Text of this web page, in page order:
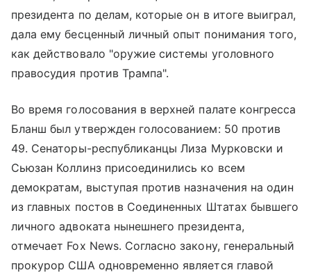
президента по делам, которые он в итоге выиграл,
дала ему бесценный личный опыт понимания того,
как действовало "оружие системы уголовного
правосудия против Трампа".
Во время голосования в верхней палате конгресса
Бланш был утвержден голосованием: 50 против
49. Сенаторы-республиканцы Лиза Мурковски и
Сьюзан Коллинз присоединились ко всем
демократам, выступая против назначения на один
из главных постов в Соединенных Штатах бывшего
личного адвоката нынешнего президента,
отмечает Fox News. Согласно закону, генеральный
прокурор США одновременно является главой